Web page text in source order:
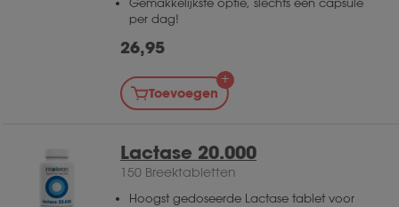
Gemakkelijkste optie, slechts één capsule
per dag!
26,95
Toevoegen
Lactase 20.000
150 Breektabletten
Hoogst gedoseerde Lactase tablet voor